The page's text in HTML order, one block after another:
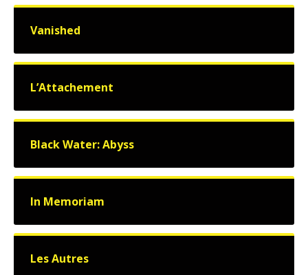
Vanished
L’Attachement
Black Water: Abyss
In Memoriam
Les Autres